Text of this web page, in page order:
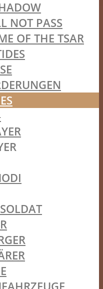
NOT PASS
OF THE TSAR